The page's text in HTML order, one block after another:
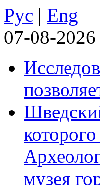
Рус | Eng
07-08-2026
музея